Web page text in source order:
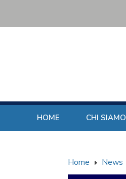
HOME CHI SIAMO
Home E News